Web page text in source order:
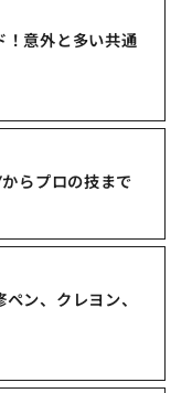
！意外と多い共通
らプロの技まで
ン、クレヨン、